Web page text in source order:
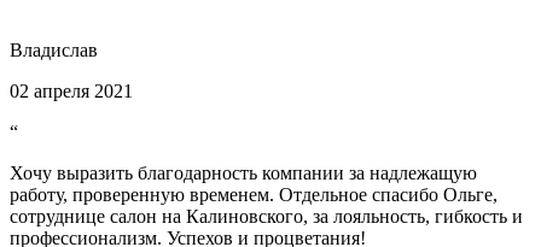
Владислав
02 апреля 2021
“
Хочу выразить благодарность компании за надлежащую
работу, проверенную временем. Отдельное спасибо Ольге,
сотруднице салон на Калиновского, за лояльность, гибкость и
профессионализм. Успехов и процветания!